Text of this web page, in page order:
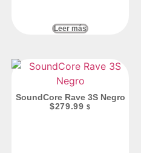
Leer más
SoundCore Rave 3S Negro
$279.99 $